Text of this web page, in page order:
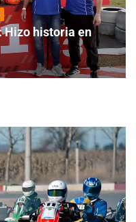
Hizo historia en